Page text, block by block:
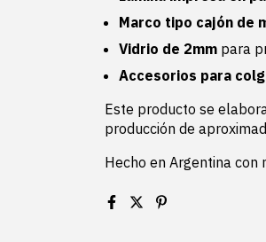
Marco tipo cajón de
Vidrio de 2mm para
Accesorios para
Este producto se
producción de
Hecho en Argentina con